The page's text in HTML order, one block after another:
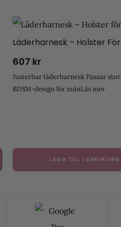
Läderharnesk – Holster
607 kr
Justerbar läderharnesk Passar
BDSM-design för mänLäs mer
LÄGG TILL I VARUKORG